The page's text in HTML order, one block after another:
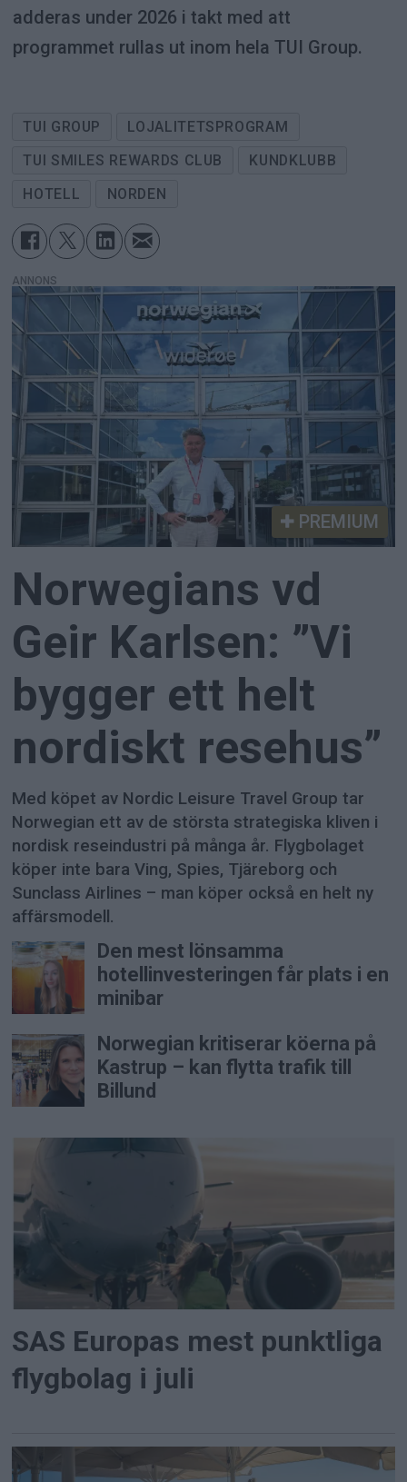
adderas under 2026 i takt med att
programmet rullas ut inom hela TUI Group.
TUI GROUP
LOJALITETSPROGRAM
TUI SMILES REWARDS CLUB
KUNDKLUBB
HOTELL
NORDEN
ANNONS
PREMIUM
Norwegians vd
Geir Karlsen: ”Vi
bygger ett helt
nordiskt resehus”
Med köpet av Nordic Leisure Travel Group tar
Norwegian ett av de största strategiska kliven i
nordisk reseindustri på många år. Flygbolaget
köper inte bara Ving, Spies, Tjäreborg och
Sunclass Airlines – man köper också en helt ny
affärsmodell.
Den mest lönsamma
hotellinvesteringen får plats i en
minibar
Norwegian kritiserar köerna på
Kastrup – kan flytta trafik till
Billund
SAS Europas mest punktliga
flygbolag i juli